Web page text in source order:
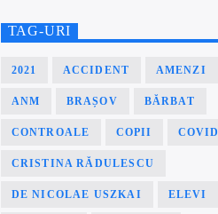
TAG-URI
2021 ACCIDENT AMENZI
ANM BRAȘOV BĂRBAT
CONTROALE COPII COVID
CRISTINA RĂDULESCU
DE NICOLAE USZKAI ELEVI